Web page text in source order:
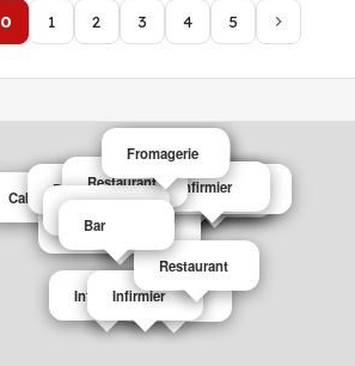
0 1 2 3 4 5
Infirmière Libérale à domicile
Infirmier
Infirmier
Cabinet architecte Infirmier
Infirmier
Infirmier
Infirmier
Infirmier
Infirmier
Eleveur de poule
Parfumerie et produits de beauté
Infirmier
Infirmier
Restaurant
Restaurant
Fromagerie
Bar